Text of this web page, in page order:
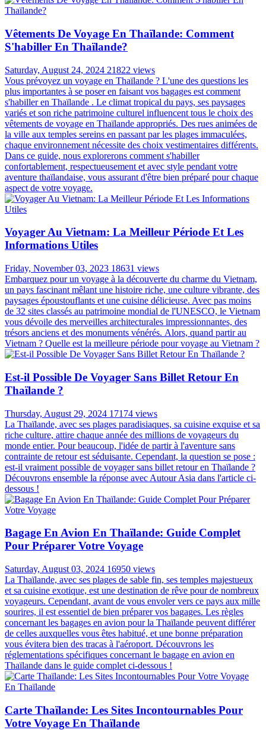
Vêtements De Voyage En Thaïlande: Comment
S'habiller En Thaïlande?
Saturday, August 24, 2024 21822 views
Vous prévoyez un voyage en Thaïlande ? L'une des questions les
plus importantes à se poser en faisant vos bagages est comment
s'habiller en Thaïlande . Le climat tropical du pays, ses paysages
variés et son riche patrimoine culturel influencent tous le choix des
vêtements de voyage en Thaïlande appropriés. Des rues animées de
la ville aux temples sereins en passant par les plages immaculées,
chaque environnement nécessite des choix vestimentaires différents.
Dans ce guide, nous explorerons comment s'habiller
confortablement, respectueusement et avec style pendant votre
aventure thaïlandaise, vous assurant d'être bien préparé pour chaque
aspect de votre voyage.
Voyager Au Vietnam: La Meilleur Période Et Les
Informations Utiles
Friday, November 03, 2023 18631 views
Embarquez pour un voyage à la découverte du charme du Vietnam,
un pays fascinant mêlant une histoire riche, une culture vibrante, des
paysages époustouflants et une cuisine délicieuse. Avec pas moins
de 32 sites classés au patrimoine mondial de l'UNESCO, le Vietnam
vous dévoile des merveilles architecturales impressionnantes, des
trésors anciens et des monuments vénérés. Alors, quand partir au
Vietnam ? Quelle est la meilleure période pour voyage au Vietnam ?
Est-il Possible De Voyager Sans Billet Retour En
Thaïlande ?
Thursday, August 29, 2024 17174 views
La Thaïlande, avec ses plages paradisiaques, sa cuisine exquise et sa
riche culture, attire chaque année des millions de voyageurs du
monde entier. Pour beaucoup, l'idée de partir à l'aventure sans
contrainte de retour est séduisante. Cependant, la question se pose :
est-il vraiment possible de voyager sans billet retour en Thaïlande ?
Découvrons ensemble la réponse avec Autour Asia dans l'article ci-
dessous !
Bagage En Avion En Thaïlande: Guide Complet
Pour Préparer Votre Voyage
Saturday, August 03, 2024 16950 views
La Thaïlande, avec ses plages de sable fin, ses temples majestueux
et sa cuisine exotique, est une destination de rêve pour de nombreux
voyageurs. Cependant, avant de vous envoler vers ce pays aux mille
sourires, il est essentiel de bien préparer vos bagages. Les règles
concernant les bagages en avion pour la Thaïlande peuvent différer
de celles auxquelles vous êtes habitué, et une bonne préparation
vous évitera bien des tracas à l'aéroport. Découvrons les
réglementations spécifiques concernant le bagage en avion en
Thaïlande dans le guide complet ci-dessous !
Carte Thaïlande: Les Sites Incontournables Pour
Votre Voyage En Thaïlande